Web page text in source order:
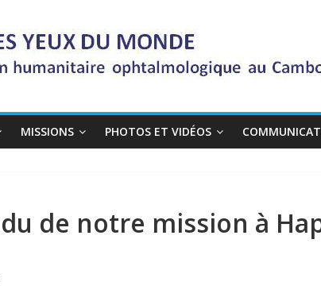
MISSIONS PHOTOS ET VIDÉOS
de notre mission à